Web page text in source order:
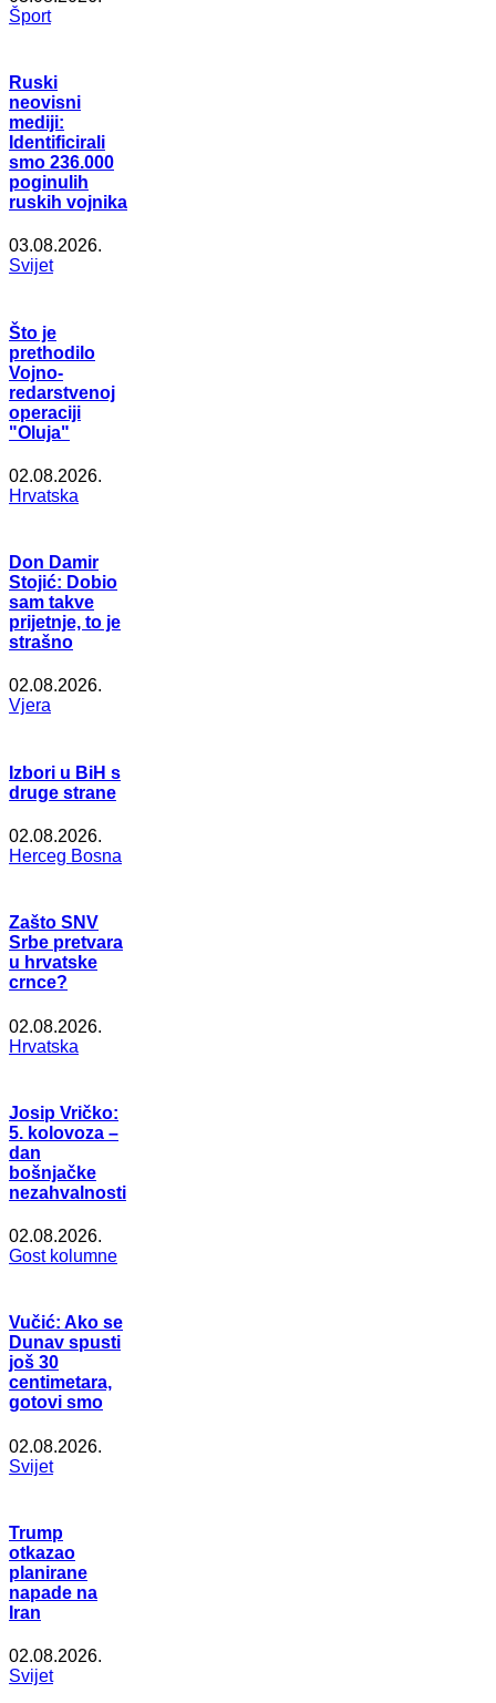
Šport
Ruski
neovisni
mediji:
Identificirali
smo 236.000
poginulih
ruskih vojnika
03.08.2026.
Svijet
Što je
prethodilo
Vojno-
redarstvenoj
operaciji
"Oluja"
02.08.2026.
Hrvatska
Don Damir
Stojić: Dobio
sam takve
prijetnje, to je
strašno
02.08.2026.
Vjera
Izbori u BiH s
druge strane
02.08.2026.
Herceg Bosna
Zašto SNV
Srbe pretvara
u hrvatske
crnce?
02.08.2026.
Hrvatska
Josip Vričko:
5. kolovoza –
dan
bošnjačke
nezahvalnosti
02.08.2026.
Gost kolumne
Vučić: Ako se
Dunav spusti
još 30
centimetara,
gotovi smo
02.08.2026.
Svijet
Trump
otkazao
planirane
napade na
Iran
02.08.2026.
Svijet